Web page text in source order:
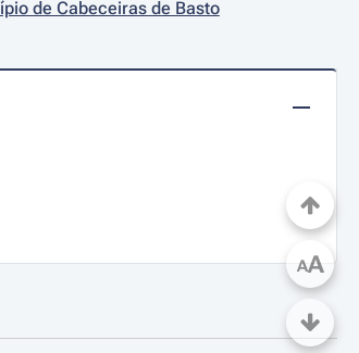
de Cabeceiras de Basto
AA